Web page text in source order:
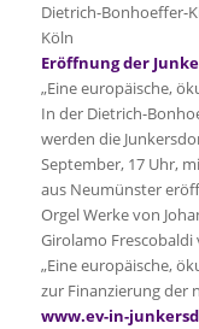
Dietrich-Bonhoeffer-
Köln
Eröffnung der
„Eine europäische,
In der Dietrich-
werden die
September, 17 Uhr,
aus Neumünster
Orgel Werke von
Girolamo
„Eine europäische,
zur Finanzierung der
www.ev-in-